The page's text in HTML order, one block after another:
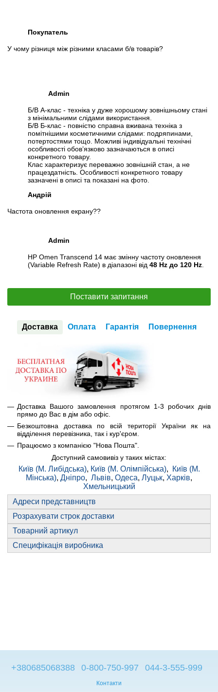
Покупатель
У чому різниця між різними класами б/в товарів?
Admin
Б/В А-клас - техніка у дуже хорошому зовнішньому стані
з мінімальними слідами використання.
Б/В Б-клас - повністю справна вживана техніка з
помітнішими косметичними слідами: подряпинами,
потертостями тощо. Можливі індивідуальні технічні
особливості обов’язково зазначаються в описі
конкретного товару.
Клас характеризує переважно зовнішній стан, а не
працездатність. Особливості конкретного товару
зазначені в описі та показані на фото.
Андрій
Частота оновлення екрану??
Admin
HP Omen Transcend 14 має змінну частоту оновлення
(Variable Refresh Rate) в діапазоні від 48 Hz до 120 Hz
Поставити запитання
Доставка Оплата Гарантія Повернення
Доставка Вашого замовлення протягом 1-3 робочих днів
прямо до Вас в дім або офіс.
Безкоштовна доставка по всій території України як на
відділення перевізника, так і кур'єром.
Працюємо з компанією "Нова Пошта".
Доступний самовивіз у таких містах:
Київ (М. Либідська), Київ (М. Олімпійська),
Київ (М.
Мінська), Дніпро, Львів, Одеса, Луцьк, Харків,
Хмельницький
Адреси представництв
Розрахувати строк доставки
Товарний артикул
Специфікація виробника
+380685068388 0-800-750-997 044-3-555-999
Контакти